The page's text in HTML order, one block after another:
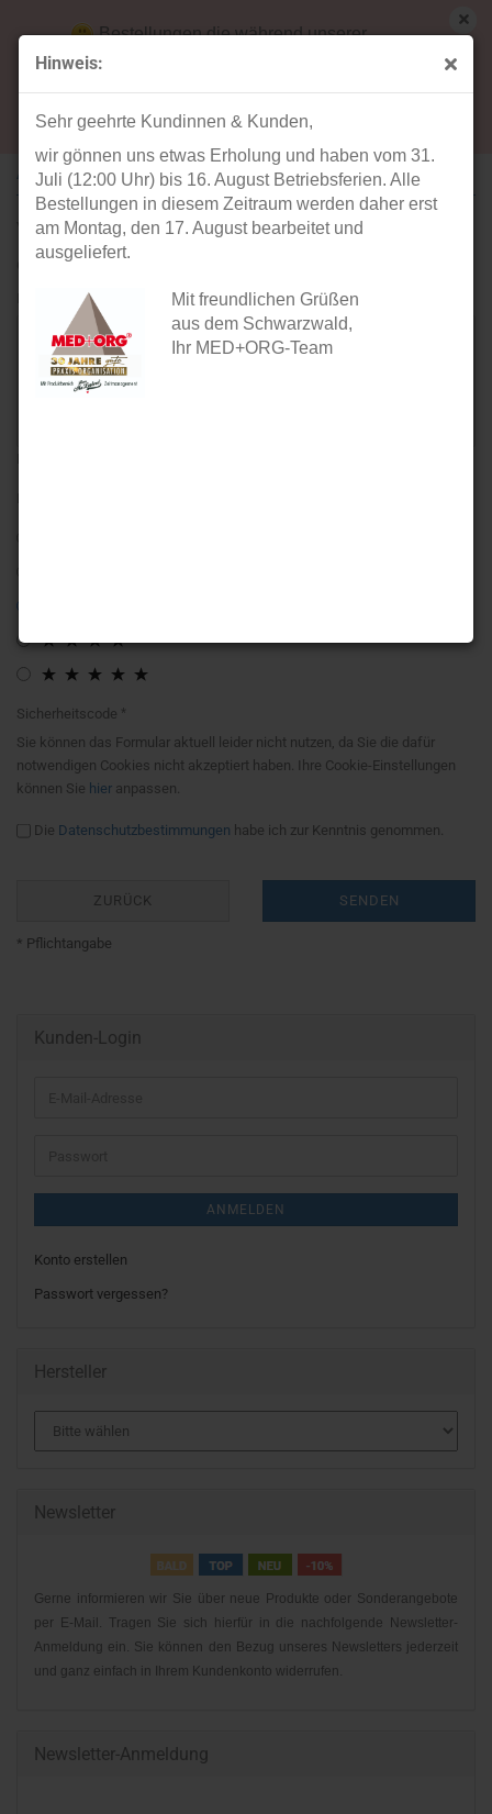
Hinweis:
Sehr geehrte Kundinnen & Kunden,
wir gönnen uns etwas Erholung und haben vom 31.
Juli (12:00 Uhr) bis 16. August Betriebsferien. Alle
Bestellungen in diesem Zeitraum werden daher erst
am Montag, den 17. August bearbeitet und
ausgeliefert.
Mit freundlichen Grüßen
aus dem Schwarzwald,
Ihr MED+ORG-Team
Bestellungen die während unserer
Betriebsferien (31. Juli ab 12:00 Uhr bis 16.
ARTIKEL: MED+ORG KARTEITASCHE A5 PSYCHOTHERAPIE (100)
Verfasser:
Ihre Meinung:
Sicherheitscode
Sie können das Formular aktuell leider nicht nutzen, da Sie die dafür
notwendigen Cookies nicht akzeptiert haben. Ihre Cookie-Einstellungen
können Sie hier anpassen.
Die Datenschutzbestimmungen habe ich zur Kenntnis genommen.
ZURÜCK SENDEN
* Pflichtangabe
Kunden-Login
ANMELDEN
Konto erstellen
Passwort vergessen?
Hersteller
Newsletter
Gerne informieren wir Sie über neue Produkte oder Sonderangebote
per E-Mail. Tragen Sie sich hierfür in die nachfolgende Newsletter-
Anmeldung ein. Sie können den Bezug unseres Newsletters jederzeit
und ganz einfach in Ihrem Kundenkonto widerrufen.
Newsletter-Anmeldung